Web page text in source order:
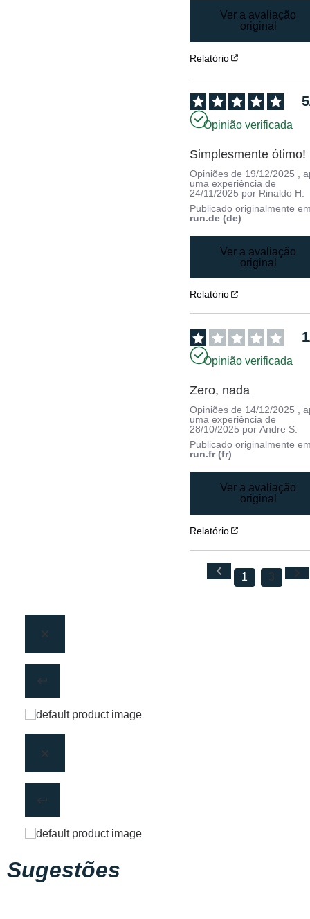
Ver a avaliação
original
Relatório
5
Opinião verificada
Simplesmente ótimo!
Opiniões de 19/12/2025
,
uma experiência de
24/11/2025 por Rinaldo H.
Publicado originalmente
run.de (de)
Ver a avaliação
original
Relatório
1
Opinião verificada
Zero, nada
Opiniões de 14/12/2025 ,
uma experiência de
28/10/2025 porAndre S.
Publicado originalmente
run.fr (fr)
Ver a avaliação
original
Relatório
1 3
Sugestões